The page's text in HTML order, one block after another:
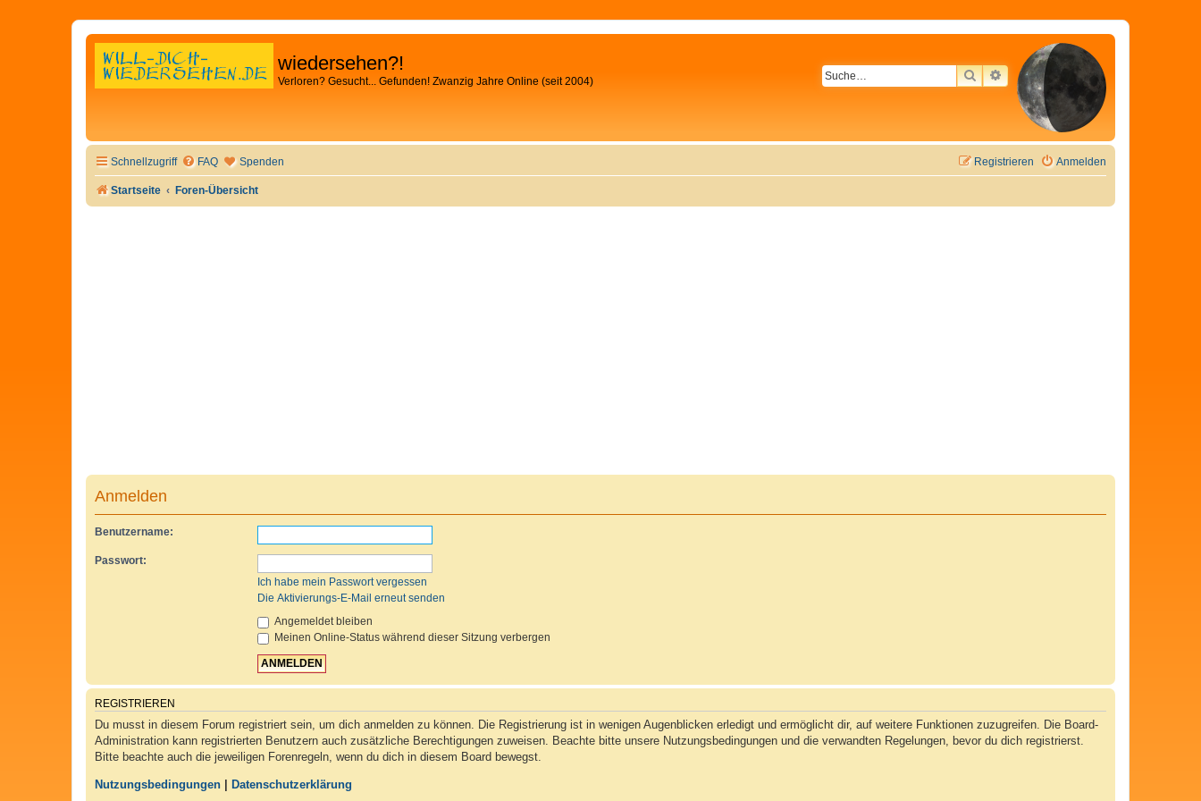
wiedersehen?!
Verloren? Gesucht... Gefunden! Zwanzig Jahre Online (seit 2004) SUCHEERWEITERTE SUCHE
Schnellzugriff FAQ Spenden Anmelden
Registrieren
Startseite Foren-Übersicht
Anmelden
Benutzername:
Passwort:
Ich habe mein Passwort vergessen
Die Aktivierungs-E-Mail erneut senden
Angemeldet bleiben
Meinen Online-Status während dieser Sitzung verbergen
REGISTRIEREN
Du musst in diesem Forum registriert sein, um dich anmelden zu können. Die Registrierung ist in wenigen Augenblicken erledigt und ermöglicht dir, auf weitere Funktionen zuzugreifen. Die Board-
Administration kann registrierten Benutzern auch zusätzliche Berechtigungen zuweisen. Beachte bitte unsere Nutzungsbedingungen und die verwandten Regelungen, bevor du dich registrierst.
Bitte beachte auch die jeweiligen Forenregeln, wenn du dich in diesem Board bewegst.
Nutzungsbedingungen Datenschutzerklärung